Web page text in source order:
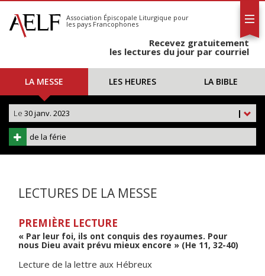
S'abonner
Calendrier
Association Épiscopale Liturgique pour
les pays Francophones
Recevez gratuitement
les lectures du jour par courriel
LA MESSE LES HEURES LA BIBLE
|
Le 30 janv. 2023
de la férie
LECTURES DE LA MESSE
PREMIÈRE LECTURE
« Par leur foi, ils ont conquis des royaumes. Pour
nous Dieu avait prévu mieux encore » (He 11, 32-40)
Lecture de la lettre aux Hébreux